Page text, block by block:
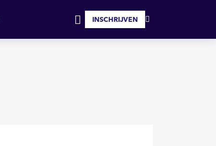
MIJN
INSCHRIJVEN
SOLLICITEER